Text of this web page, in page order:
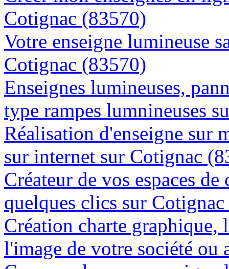
Cotignac (83570)
Votre enseigne lumineuse
Cotignac (83570)
Enseignes lumineuses,
type rampes lumnineuses
Réalisation d'enseigne sur
sur internet sur Cotignac
Créateur de vos espaces
quelques clics sur
Création charte graphique,
l'image de votre société